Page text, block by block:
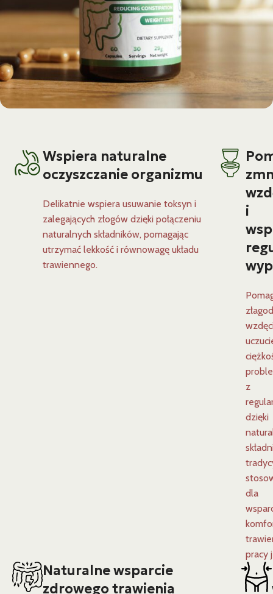
Wspiera naturalne
oczyszczanie organizmu
Delikatnie wspiera usuwanie toksyn i
zalegających złogów dzięki połączeniu
naturalnych składników, pomagając
utrzymać lekkość i równowagę układu
trawiennego.
i
z
dzięki
dla
pracy
Naturalne wsparcie
zdrowego trawienia